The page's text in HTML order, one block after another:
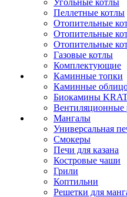
Угольные котлы
Пеллетные котлы
Отопительные
Отопительные
Отопительные
Газовые котлы
Комплектующие
Каминные топки
Каминные
Биокамины
Вентиляционные
Мангалы
Универсальная
Смокеры
Печи для казана
Костровые чаши
Грили
Коптильни
Решетки для